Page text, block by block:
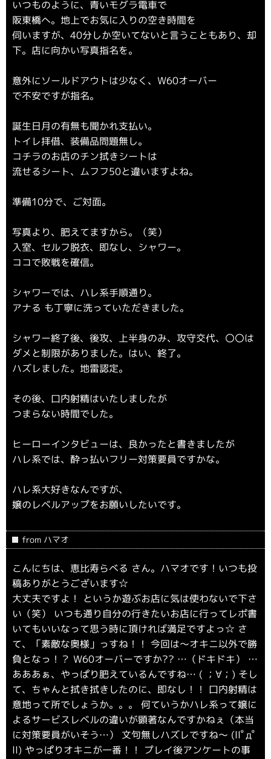
いつものように、青いモグラ電車で
阪東橋へ。地上でお気に入りの空き時間を
伺いますが、40分しか空いてないと言うこともあり、却
下。店に向かい写真指名を。
意外にソールドアウトは少なく、W60オーバー
で不安ですが指名。
誕生日月の有無も聞かれ支払い。
トイレ拝借、装備品問題無し。
コチラのお店のチン拭きシートは
流せるシート、ムフフ50と違いますよね。
準備10分で、ご対面。
写真より、肥えてますから。（笑）
入室、セルフ脱衣、即なし、シャワー。
ココで敗戦を確信。
シャワーでは、ハレ系手順通り。
アナる も丁寧に洗っていただきました。
シャワー終了後、後攻、上半身のみ、攻守交代、〇〇は
ダメと制限がありました。はい、終了。
ハズレました。地雷認定。
その後、口内射精はいたしましたが
つまらない時間でした。
ヒーローインタビューは、良かったと書きましたが
ハレ系では、酔っ払いフリー対策要員ですかな。
ハレ系大好きなんですが、
嬢のレベルアップをお願いしたいです。
from ハマオ
こんにちは、恵比寿らべる さん。ハマオです！いつも投
稿ありがとうございます☆
大丈夫ですよ！ というか遊ぶお店に気は使わないで下さ
い（笑） いつも通り自分の行きたいお店に行ってレポ書
いてもいいなって思う時に頂ければ満足ですよっ☆ さ
て、「素敵な奥様」っすね！！ 今回は〜オキニ以外で勝
負となっ！？ W60オーバーですか?? …（ドキドキ） …
あああぁ、やっぱり肥えているんですね… ( ；∀；) そし
て、ちゃんと拭き拭きしたのに、即なし！！ 口内射精は
意地って所でしょうか。。。 何ていうかハレ系って嬢に
よるサービスレベルの違いが顕著なんですかねぇ（本当
に対策要員がいそう…） 文句無しハズレですね〜 (llﾟдﾟ
ll) やっぱりオキニが一番！！ プレイ後アンケートの事